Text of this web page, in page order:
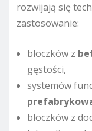
rozwijają się
zastosowanie:
bloczków z
gęstości,
systemów
bloczków z